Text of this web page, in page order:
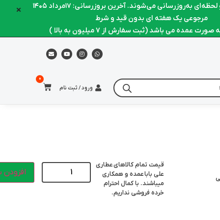
×
به‌روزرسانی می‌شوند. آخرین بروزرسانی: ۱۷مرداد ۱۴۰۵
مرجوعی یک هفته ای بدون قید و شرط
عمده می باشد (ثبت سفارش از 7 میلیون به بالا )
ورود / ثبت نام
قیمت تمام کالاهایعطاری
علی باباعمده و همکاری
میباشند. با کمال احترام
خرده فروشی نداریم.
افزودن